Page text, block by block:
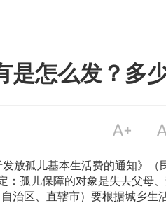
怎么发？多

放孤儿基本生活费的通知》（
：孤儿保障的对象是失去父母
治区、直辖市）要根据城乡生